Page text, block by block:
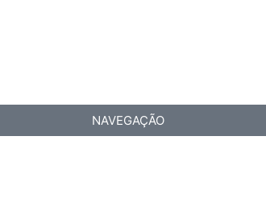
NAVEGAÇÃO